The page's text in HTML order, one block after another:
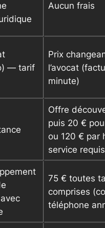
Aucun frais
— tarif
Prix
l’avocat
minute)
Offre
puis 20 €
ou 120 € par
service requis
75 € toutes
comprises
téléphone